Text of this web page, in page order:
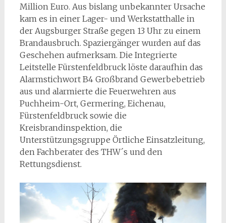
Million Euro. Aus bislang unbekannter Ursache
kam es in einer Lager- und Werkstatthalle in
der Augsburger Straße gegen 13 Uhr zu einem
Brandausbruch. Spaziergänger wurden auf das
Geschehen aufmerksam. Die Integrierte
Leitstelle Fürstenfeldbruck löste daraufhin das
Alarmstichwort B4 Großbrand Gewerbebetrieb
aus und alarmierte die Feuerwehren aus
Puchheim-Ort, Germering, Eichenau,
Fürstenfeldbruck sowie die
Kreisbrandinspektion, die
Unterstützungsgruppe Örtliche Einsatzleitung,
den Fachberater des THW´s und den
Rettungsdienst.